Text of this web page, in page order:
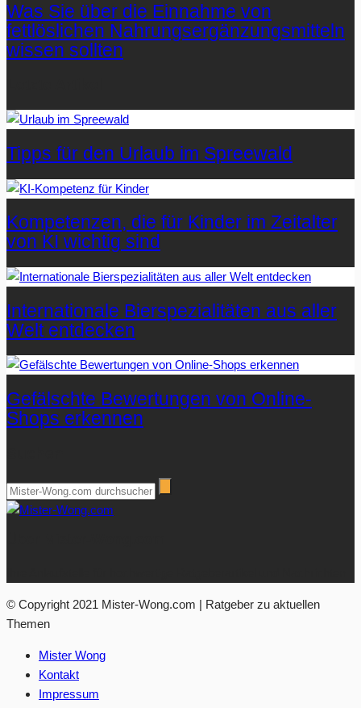
Was Sie über die Einnahme von
fettlöslichen Nahrungsergänzungsmitteln
wissen sollten
Tipps für den Urlaub im Spreewald
Kompetenzen, die für Kinder im Zeitalter
von KI wichtig sind
Internationale Bierspezialitäten aus aller
Welt entdecken
Gefälschte Bewertungen von Online-
Shops erkennen
© Copyright 2021 Mister-Wong.com | Ratgeber zu aktuellen
Themen
Mister Wong
Kontakt
Impressum